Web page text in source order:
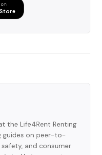
the Life4Rent Renting
guides on peer-to-
and consumer